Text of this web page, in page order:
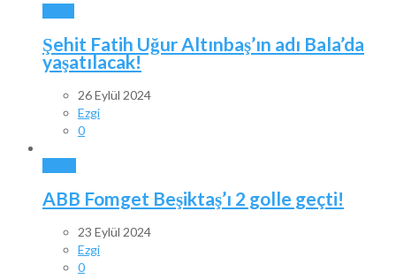
Şehit Fatih Uğur Altınbaş’ın adı Bala’da
yaşatılacak!
26 Eylül 2024
Ezgi
0
ABB Fomget Beşiktaş’ı 2 golle geçti!
23 Eylül 2024
Ezgi
0